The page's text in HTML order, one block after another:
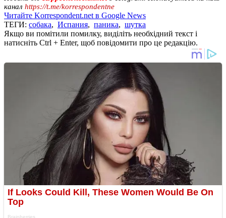
канал https://t.me/korrespondentne
Читайте Korrespondent.net в Google News
ТЕГИ: собака, Испания, паника, шутка
Якщо ви помітили помилку, виділіть необхідний текст і
натисніть Ctrl + Enter, щоб повідомити про це редакцію.